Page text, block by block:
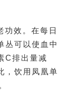
效。在每日
丛可以使血中
C排出量减
，饮用凤凰单